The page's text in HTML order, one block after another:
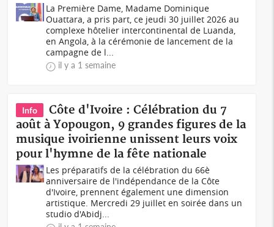
La Première Dame, Madame Dominique
Ouattara, a pris part, ce jeudi 30 juillet 2026 au
complexe hôtelier intercontinental de Luanda,
en Angola, à la cérémonie de lancement de la
campagne de l...
il y a 1 semaine
Info
Côte d'Ivoire : Célébration du 7
août à Yopougon, 9 grandes figures de la
musique ivoirienne unissent leurs voix
pour l'hymne de la fête nationale
Les préparatifs de la célébration du 66è
anniversaire de l'indépendance de la Côte
d'Ivoire, prennent également une dimension
artistique. Mercredi 29 juillet en soirée dans un
studio d'Abidj...